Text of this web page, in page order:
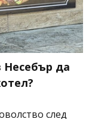
да
след